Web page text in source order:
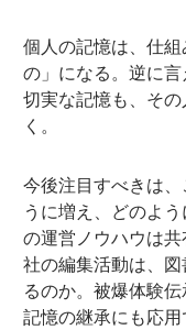
個人の記憶は、仕
の」になる。逆に
切実な記憶も、そ
く。
今後注目すべきは
うに増え、どのよ
の運営ノウハウは
社の編集活動は、
るのか。被爆体験
記憶の継承にも応用